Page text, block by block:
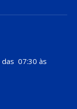
07:30 às